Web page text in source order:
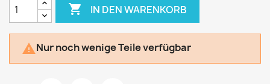
 IN DEN WARENKORB
Nur noch wenige Teile verfügbar